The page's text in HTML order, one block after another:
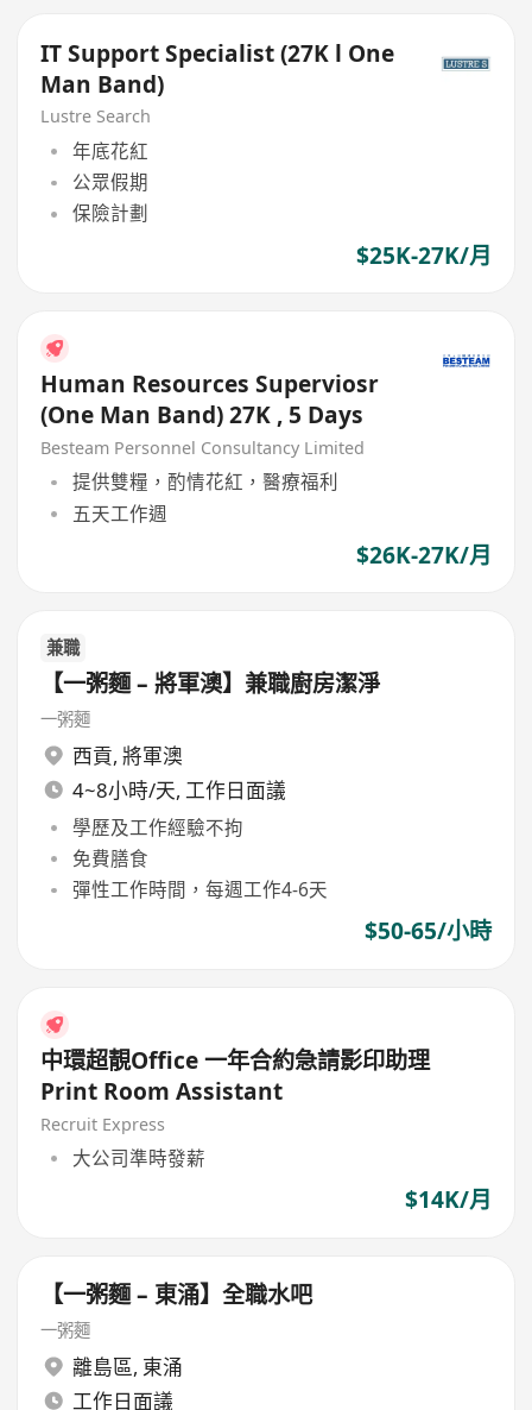
IT Support Specialist (27K l One
Man Band)
Lustre Search
年底花紅
公眾假期
保險計劃
$25K-27K/月
Human Resources Superviosr
(One Man Band) 27K , 5 Days
Besteam Personnel Consultancy Limited
提供雙糧，酌情花紅，醫療福利
五天工作週
$26K-27K/月
兼職
【一粥麵 – 將軍澳】兼職廚房潔淨
一粥麵
西貢, 將軍澳
4~8小時/天, 工作日面議
學歷及工作經驗不拘
免費膳食
彈性工作時間，每週工作4-6天
$50-65/小時
中環超靚Office 一年合約急請影印助理
Print Room Assistant
Recruit Express
大公司準時發薪
$14K/月
【一粥麵 – 東涌】全職水吧
一粥麵
離島區, 東涌
工作日面議